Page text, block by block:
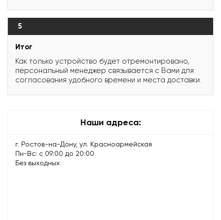
5
Итог
Как только устройство будет отремонтировано,
персональный менеджер связывается с Вами для
согласования удобного времени и места доставки.
Наши адреса:
г. Ростов-на-Дону, ул. Красноармейская
Пн-Вс: с 09:00 до 20:00
Без выходных